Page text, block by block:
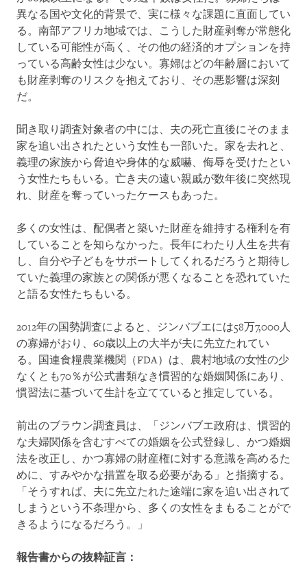
異なる国や文化的背景で、実に様々な課題に直面してい
る。南部アフリカ地域では、こうした財産剥奪が常態化
している可能性が高く、その他の経済的オプションを持
っている高齢女性は少ない。寡婦はどの年齢層において
も財産剥奪のリスクを抱えており、その悪影響は深刻
だ。
聞き取り調査対象者の中には、夫の死亡直後にそのまま
家を追い出されたという女性も一部いた。家を去れと、
義理の家族から脅迫や身体的な威嚇、侮辱を受けたとい
う女性たちもいる。亡き夫の遠い親戚が数年後に突然現
れ、財産を奪っていったケースもあった。
多くの女性は、配偶者と築いた財産を維持する権利を有
していることを知らなかった。長年にわたり人生を共有
し、自分や子どもをサポートしてくれるだろうと期待し
ていた義理の家族との関係が悪くなることを恐れていた
と語る女性たちもいる。
2012年の国勢調査によると、ジンバブエには58万7,000人
の寡婦がおり、60歳以上の大半が夫に先立たれてい
る。国連食糧農業機関（FDA）は、農村地域の女性の少
なくとも70％が公式書類なき慣習的な婚姻関係にあり、
慣習法に基づいて生計を立てていると推定している。
前出のブラウン調査員は、「ジンバブエ政府は、慣習的
な夫婦関係を含むすべての婚姻を公式登録し、かつ婚姻
法を改正し、かつ寡婦の財産権に対する意識を高めるた
めに、すみやかな措置を取る必要がある」と指摘する。
「そうすれば、夫に先立たれた途端に家を追い出されて
しまうという不条理から、多くの女性をまもることがで
きるようになるだろう。」
報告書からの抜粋証言：